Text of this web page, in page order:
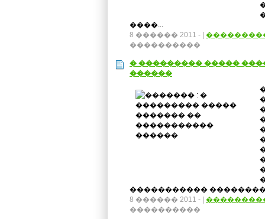
����...
8 ������ 2011 -
����������
� ��������� �����
������
�����������
8 ������ 2011 -
����������